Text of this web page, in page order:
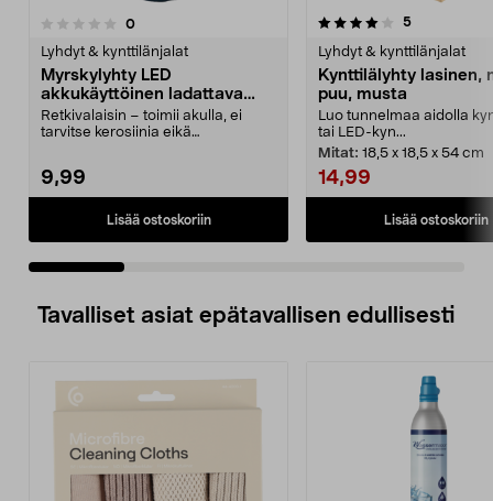
0arvostelut
Lyhdyt & kynttilänjalat
Myrskylyhty LED
akkukäyttöinen ladattava
himmennettävä
Retkivalaisin – toimii akulla, ei
tarvitse kerosiinia eikä
9,99
Lisää ostoskoriin
4.0 viidestä
5arvostelut
Lyhdyt & kynttilänjalat
Kynttilälyhty lasinen,
puu, musta
Luo tunnelmaa aidolla
tai LED-kyn...
Mitat: 18,5 x 18,5 x 54 cm
14,99
Lisää ostoskoriin
4.0 viidestä
Tavalliset asiat epätavallisen edullisesti